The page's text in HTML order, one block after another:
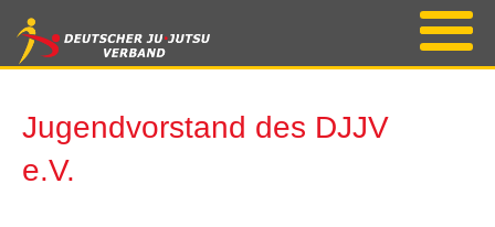
Jugendvorstand des DJJV
e.V.